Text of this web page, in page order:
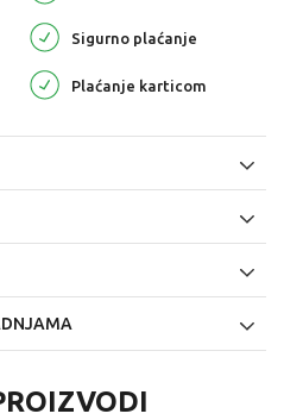
Sigurno plaćanje
Plaćanje karticom